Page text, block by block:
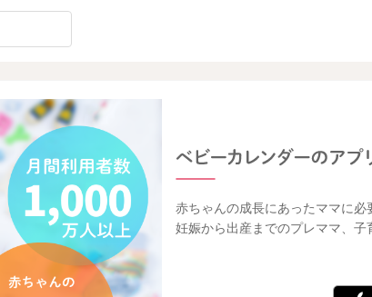
赤ちゃんの成長にあったママに必
妊娠から出産までのプレママ、子